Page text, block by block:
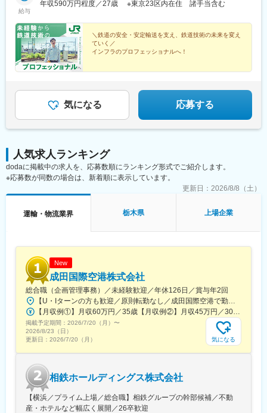
ついては各エリアにおける一例となります。
八王子駅、東小金井駅、川崎駅、扇町駅(神奈川県)、横浜駅、小田
台駅(地下鉄)、宇都宮駅東口駅、栄町駅(千葉県)、京成西船駅、南
新宿駅、不動前駅、三越前駅、高輪ゲートウェイ駅、西武新宿
駅、十条駅(東京都)、京王八王子駅、八丁畷駅、大川駅、平沼橋
駅、緑町駅、西松本駅、宮城野通駅、東宿郷駅、京成千葉駅、
代々木駅、五反田駅、神田駅(東京都)、大久保駅(東京都)、王子神
給与
年収590万円程度／27歳 ※東京23区内在住 諸手当含む
＼鉄道の安全・安定輸送を支え、鉄道技術の未来を変え
ていく／
インフラのプロフェッショナルへ！
◆東証プライム上場／暮らしを支える各種手当が充実
気になる 応募する
人気求人ランキング
dodaに掲載中の求人を、応募数順にランキング形式でご紹介します。
※応募数が同数の場合は、新着順に表示しています。
更新日： 2026/8/8（土）
運輸・物流業界 栃木県 上場企業
New
成田国際空港株式会社
総合職（企画管理事務）／未経験歓迎／年休126日／賞与年2回
【U・Iターンの方も歓迎／原則転勤なし／成田国際空港で勤務】■千葉県成田市古込字古込1-1受動喫煙対策：オフィス内禁煙・分煙※自動車通勤：可能（必要条件を満たしている場合のみ）
【月収例①】月収60万円／35歳【月収例②】月収45万円／30歳【月収例③】月収41万円／25歳※各種手当(残業手当、住居手当、通勤手当等)込みの金額です。※別途賞与が年２回支給されます。※個人差がある旨、ご承知おきください。<月給>【初任給（大卒）】月給27万8600円＋各種手当(残業手当、住居手当、通勤手当等)＋賞与年2回【初任給（院卒）】月給30万500円＋各種手当(残業手当、住居手当、通勤手当等)＋賞与年2回※上記は新卒初任給です。経験やスキルを考慮して決定いたします。
掲載予定期間： 2026/7/20（月） 〜
2026/8/23（日）
更新日： 2026/7/20（月） 気になる
相鉄ホールディングス株式会社
【横浜／プライム上場／総合職】相鉄グループの幹部候補／不動
産・ホテルなど幅広く展開／26卒歓迎